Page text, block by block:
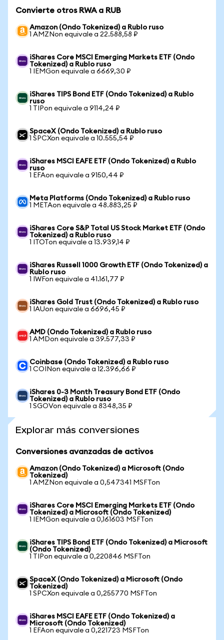
Convierte otros RWA a RUB
Amazon (Ondo Tokenized) a Rublo ruso
1 AMZNon equivale a 22.588,58 ₽
iShares Core MSCI Emerging Markets ETF (Ondo
Tokenized) a Rublo ruso
1 IEMGon equivale a 6669,30 ₽
iShares TIPS Bond ETF (Ondo Tokenized) a Rublo
ruso
1 TIPon equivale a 9114,24 ₽
SpaceX (Ondo Tokenized) a Rublo ruso
1 SPCXon equivale a 10.555,54 ₽
iShares MSCI EAFE ETF (Ondo Tokenized) a Rublo
ruso
1 EFAon equivale a 9150,44 ₽
Meta Platforms (Ondo Tokenized) a Rublo ruso
1 METAon equivale a 48.883,25 ₽
iShares Core S&P Total US Stock Market ETF (Ondo
Tokenized) a Rublo ruso
1 ITOTon equivale a 13.939,14 ₽
iShares Russell 1000 Growth ETF (Ondo Tokenized) a
Rublo ruso
1 IWFon equivale a 41.161,77 ₽
iShares Gold Trust (Ondo Tokenized) a Rublo ruso
1 IAUon equivale a 6696,45 ₽
AMD (Ondo Tokenized) a Rublo ruso
1 AMDon equivale a 39.577,33 ₽
Coinbase (Ondo Tokenized) a Rublo ruso
1 COINon equivale a 12.396,66 ₽
iShares 0-3 Month Treasury Bond ETF (Ondo
Tokenized) a Rublo ruso
1 SGOVon equivale a 8348,35 ₽
Explorar más conversiones
Conversiones avanzadas de activos
Amazon (Ondo Tokenized) a Microsoft (Ondo
Tokenized)
1 AMZNon equivale a 0,547341 MSFTon
iShares Core MSCI Emerging Markets ETF (Ondo
Tokenized) a Microsoft (Ondo Tokenized)
1 IEMGon equivale a 0,161603 MSFTon
iShares TIPS Bond ETF (Ondo Tokenized) a Microsoft
(Ondo Tokenized)
1 TIPon equivale a 0,220846 MSFTon
SpaceX (Ondo Tokenized) a Microsoft (Ondo
Tokenized)
1 SPCXon equivale a 0,255770 MSFTon
iShares MSCI EAFE ETF (Ondo Tokenized) a
Microsoft (Ondo Tokenized)
1 EFAon equivale a 0,221723 MSFTon